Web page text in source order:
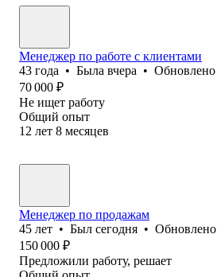
Менеджер по работе с клиентами
43 года • Была вчера • Обновлено
70 000 ₽
Не ищет работу
Общий опыт
12 лет 8 месяцев
Менеджер по продажам
45 лет • Был сегодня • Обновлено
150 000 ₽
Предложили работу, решает